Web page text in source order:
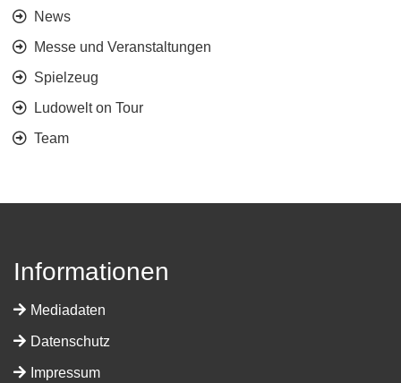
News
Messe und Veranstaltungen
Spielzeug
Ludowelt on Tour
Team
Informationen
Mediadaten
Datenschutz
Impressum